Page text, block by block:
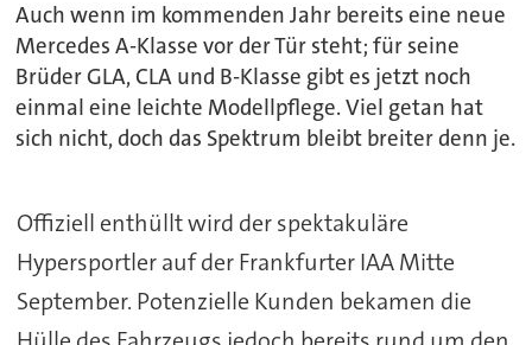
Auch wenn im kommenden Jahr bereits eine neue
Mercedes A-Klasse vor der Tür steht; für seine
Brüder GLA, CLA und B-Klasse gibt es jetzt noch
einmal eine leichte Modellpflege. Viel getan hat
sich nicht, doch das Spektrum bleibt breiter denn je.
Offiziell enthüllt wird der spektakuläre
Hypersportler auf der Frankfurter IAA Mitte
September. Potenzielle Kunden bekamen die